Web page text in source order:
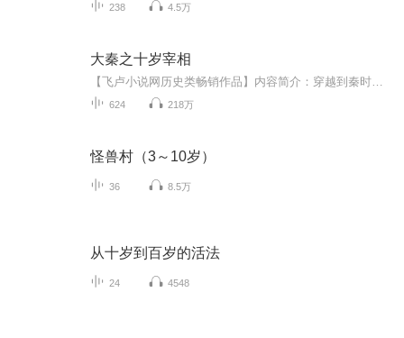
238 4.5万
大秦之十岁宰相
624 218万
怪兽村（3～10岁）
36 8.5万
从十岁到百岁的活法
24 4548